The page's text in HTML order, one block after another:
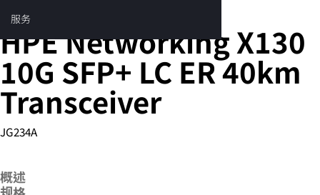
目
录服务
存储收发器
HPE Networking X130
10G SFP+ LC ER 40km
Transceiver
JG234A
概述